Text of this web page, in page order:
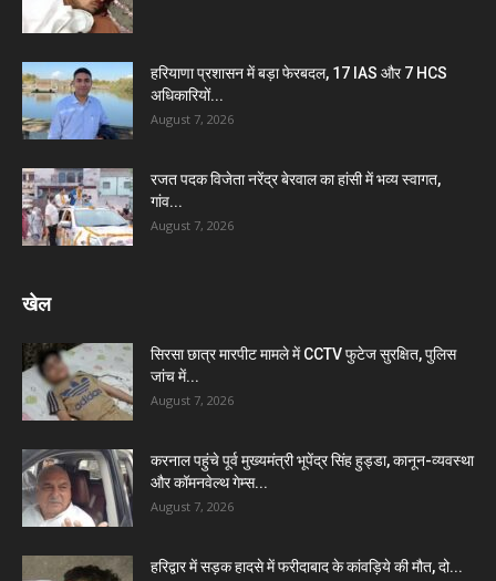
हरियाणा प्रशासन में बड़ा फेरबदल, 17 IAS और 7 HCS
अधिकारियों...
August 7, 2026
रजत पदक विजेता नरेंद्र बेरवाल का हांसी में भव्य स्वागत,
गांव...
August 7, 2026
खेल
सिरसा छात्र मारपीट मामले में CCTV फुटेज सुरक्षित, पुलिस
जांच में...
August 7, 2026
करनाल पहुंचे पूर्व मुख्यमंत्री भूपेंद्र सिंह हुड्डा, कानून-व्यवस्था
और कॉमनवेल्थ गेम्स...
August 7, 2026
हरिद्वार में सड़क हादसे में फरीदाबाद के कांवड़िये की मौत, दो...